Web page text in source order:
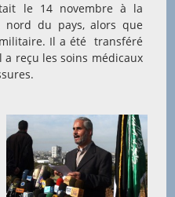
le 14 novembre à la
nord du pays, alors que
Il a été transféré
a reçu les soins médicaux